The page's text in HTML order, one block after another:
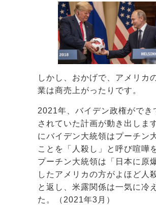
しかし、おかげで、アメリカ
業は商売上がったりです。
2021年、バイデン政権ができ
されていた計画が動き出しま
にバイデン大統領はプーチン
ことを「人殺し」と呼び喧嘩
プーチン大統領は「日本に原
したアメリカの方がよほど人
と返し、米露関係は一気に冷
た。（2021年3月）